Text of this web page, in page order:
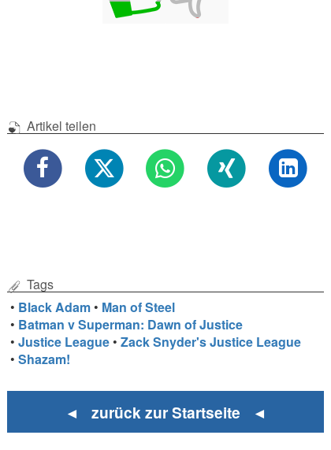
Artikel teilen
Tags
• Black Adam • Man of Steel
• Batman v Superman: Dawn of Justice
•Justice League •Zack Snyder's Justice League
•Shazam!
◄ zurück zur Startseite ◄